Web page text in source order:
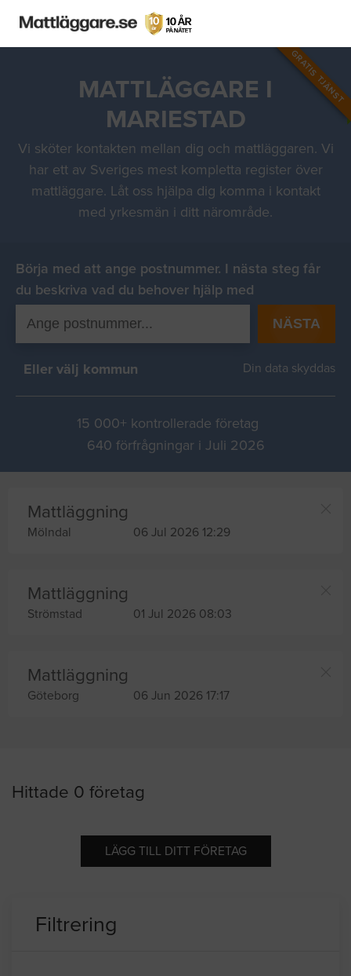
GRATIS TJÄNST
MATTLÄGGARE I
MARIESTAD
Vi sköter kontakten mellan dig och mattläggaren. Vi
har ett av Sveriges mest kompletta register över
mattläggare. Låt oss hjälpa dig komma i kontakt
med yrkesmän i ditt närområde.
Börja med att ange postnummer. I nästa steg får
du beskriva vad du behover hjälp med
NÄSTA
Eller välj kommun Din data skyddas
15 000+ kontrollerade företag
640 förfrågningar i Juli 2026
Mattläggning
Mölndal 06 Jul 2026 12:29
Mattläggning
Strömstad 01 Jul 2026 08:03
Mattläggning
Göteborg 06 Jun 2026 17:17
Hittade 0 företag
LÄGG TILL DITT FÖRETAG
Filtrering